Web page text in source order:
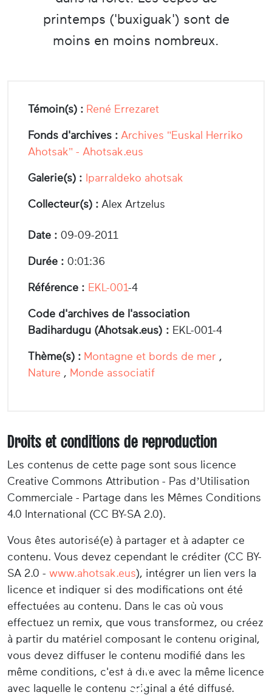
printemps ('buxiguak') sont de
moins en moins nombreux.
Témoin(s) : René Errezaret
Fonds d'archives : Archives "Euskal Herriko
Ahotsak" - Ahotsak.eus
Galerie(s) : Iparraldeko ahotsak
Collecteur(s) : Alex Artzelus
Date : 09-09-2011
Durée : 0:01:36
Référence : EKL-001-4
Code d'archives de l'association
Badihardugu (Ahotsak.eus) : EKL-001-4
Thème(s) : Montagne et bords de mer ,
Nature , Monde associatif
Droits et conditions de reproduction
Les contenus de cette page sont sous licence
Creative Commons Attribution - Pas d’Utilisation
Commerciale - Partage dans les Mêmes Conditions
4.0 International (CC BY-SA 2.0).
Vous êtes autorisé(e) à partager et à adapter ce
contenu. Vous devez cependant le créditer (CC BY-
SA 2.0 - www.ahotsak.eus), intégrer un lien vers la
licence et indiquer si des modifications ont été
effectuées au contenu. Dans le cas où vous
effectuez un remix, que vous transformez, ou créez
à partir du matériel composant le contenu original,
vous devez diffuser le contenu modifié dans les
même conditions, c'est à dire avec la même licence
avec laquelle le contenu original a été diffusé.